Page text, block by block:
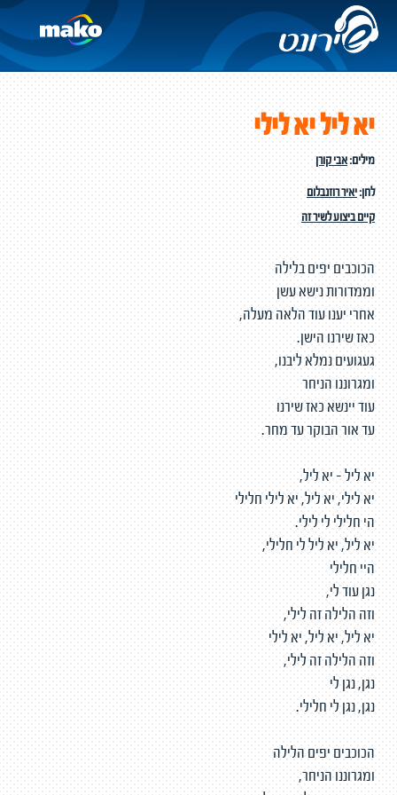
יא ליל יא לילי
מילים:אבי קורן
לחן:יאיר רוזנבלום
קיים ביצוע לשיר זה
הכוכבים יפים בלילה
וממדורות נישא עשן
אחרי יענו עוד הלאה מעלה,
כאז שירנו הישן.
געגועים נמלא ליבנו,
ומגרוננו הניחר
עוד יינשא כאז שירנו
עד אור הבוקר עד מחר.
יא ליל - יא ליל,
יא לילי, יא ליל, יא לילי חלילי
הי חלילי לי לילי.
יא ליל, יא ליל לי חלילי,
היי חלילי
נגן עוד לי,
וזה הלילה זה לילי,
יא ליל, יא ליל, יא לילי
וזה הלילה זה לילי,
נגן, נגן לי
נגן, נגן לי חלילי.
הכוכבים יפים הלילה
ומגרוננו הניחר,